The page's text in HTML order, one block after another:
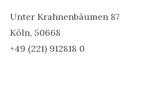
Unter Krahnenbäumen 87
Köln, 50668
+49 (221) 912818 0